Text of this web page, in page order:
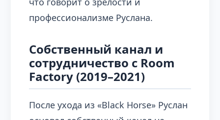
профессионализме Руслана.
Собственный канал и
сотрудничество с Room
Factory (2019–2021)
После ухода из «Black Horse» Руслан